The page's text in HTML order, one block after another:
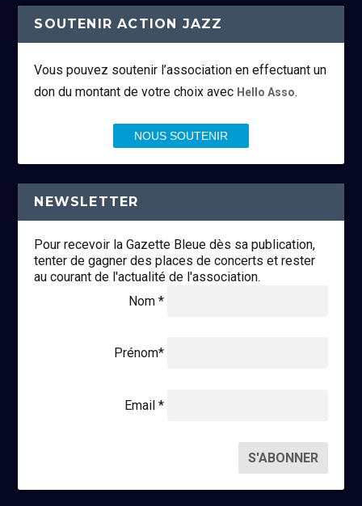
SOUTENIR ACTION JAZZ
Vous pouvez soutenir l’association en effectuant un
don du montant de votre choix avec Hello Asso.
NOUS SOUTENIR
NEWSLETTER
Pour recevoir la Gazette Bleue dès sa publication,
tenter de gagner des places de concerts et rester
au courant de l'actualité de l'association.
Nom *
Prénom*
Email *